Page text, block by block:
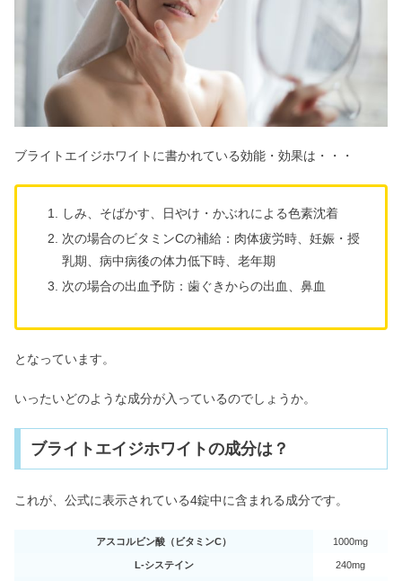
ブライトエイジホワイトに書かれている効能・効果は ・・・
しみ、そばかす、日やけ・かぶれによる色素沈着
次の場合のビタミンCの補給：肉体疲労時、妊娠・授
乳期、病中病後の体力低下時、老年期
次の場合の出血予防：歯ぐきからの出血、鼻血
となっています。
いったいどのような成分が入っているのでしょうか。
ブライトエイジホワイトの成分は？
これが、公式に表示されている4錠中に含まれる成分です。
アスコルビン酸（ビタミンC） 1000mg
L-システイン 240mg